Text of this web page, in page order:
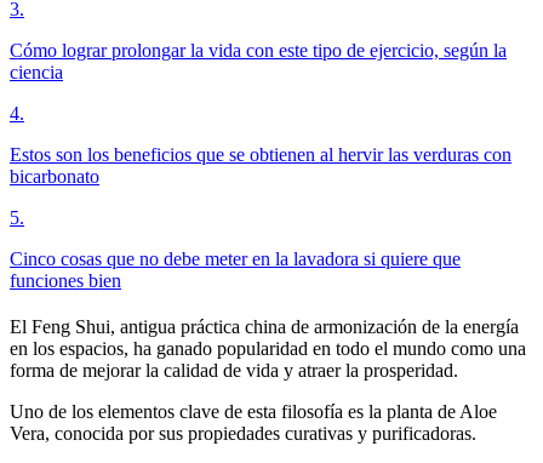
3.
Cómo lograr prolongar la vida con este tipo de ejercicio, según la
ciencia
4.
Estos son los beneficios que se obtienen al hervir las verduras con
bicarbonato
5.
Cinco cosas que no debe meter en la lavadora si quiere que
funciones bien
El Feng Shui, antigua práctica china de armonización de la energía
en los espacios, ha ganado popularidad en todo el mundo como una
forma de mejorar la calidad de vida y atraer la prosperidad.
Uno de los elementos clave de esta filosofía es la planta de Aloe
Vera, conocida por sus propiedades curativas y purificadoras.